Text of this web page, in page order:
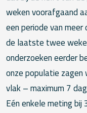
weken voorafgaand
een periode van
de laatste twee
onderzoeken eerder
onze populatie zagen
vlak – maximum 7
Eén enkele meting